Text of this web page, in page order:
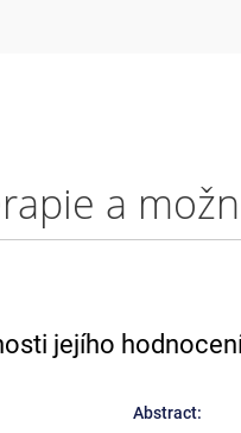
a
jejího
Abstract: